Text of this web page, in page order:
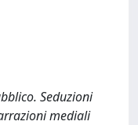
Seduzioni
mediali